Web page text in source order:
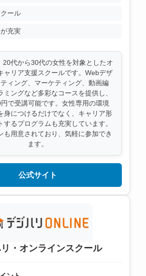
ール
充実
20代から30代の女性を対象としたオ
ャリア支援スクールです。Webデザ
ィング、マーケティング、動画編
ミングなど多彩なコースを提供し、
で受講可能です。女性専用の環境
身につけるだけでなく、キャリア形
するプログラムも充実しています。
も用意されており、気軽に参加でき
ます。
公式サイト
・オンラインスクール